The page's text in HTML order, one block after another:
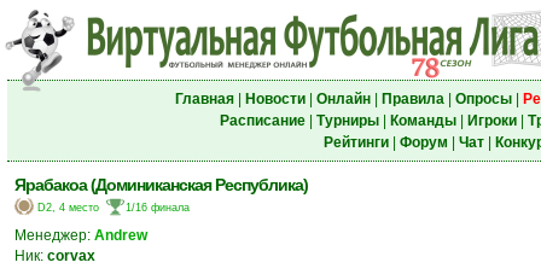
Главная| Новости| Онлайн| Правила| Опросы|
Расписание| Турниры| Команды| Игроки|
Рейтинги| Форум Чат|
Ярабакоа (Доминиканская Республика)
D2, 4 место 1/16 финала
Менеджер: Andrew
Ник: corvax